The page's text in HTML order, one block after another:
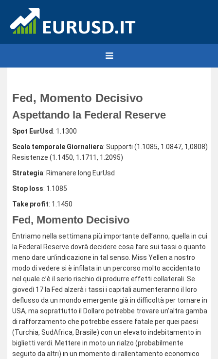
Fed, Momento Decisivo
Aspettando la Federal Reserve
Spot EurUsd : 1.1300
Scala temporale Giornaliera: Supporti (1.1085, 1.0847, 1,0808)
Resistenze (1.1450, 1.1711, 1.2095)
Strategia: Rimanere long EurUsd
Stop loss: 1.1085
Take profit: 1.1450
Fed, Momento Decisivo
Entriamo nella settimana più importante dell’anno, quella in cui
la Federal Reserve dovrà decidere cosa fare sui tassi o quanto
meno dare un’indicazione in tal senso. Miss Yellen a nostro
modo di vedere si è infilata in un percorso molto accidentato
nel quale c’è il serio rischio di produrre effetti collaterali. Se
giovedì 17 la Fed alzerà i tassi i capitali aumenteranno il loro
deflusso da un mondo emergente già in difficoltà per tornare in
USA, ma soprattutto il Dollaro potrebbe trovare un’altra gamba
di rafforzamento che potrebbe essere fatale per quei paesi
(Turchia, SudAfrica, Brasile) con un elevato indebitamento in
biglietti verdi. Mettere in moto un rialzo (probabilmente
seguito da altri) in un momento di rallentamento economico